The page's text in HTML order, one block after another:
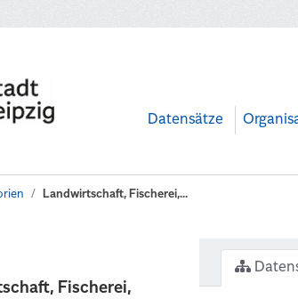
Datensätze
Landwirtschaft, Fischerei,...
Fischerei,